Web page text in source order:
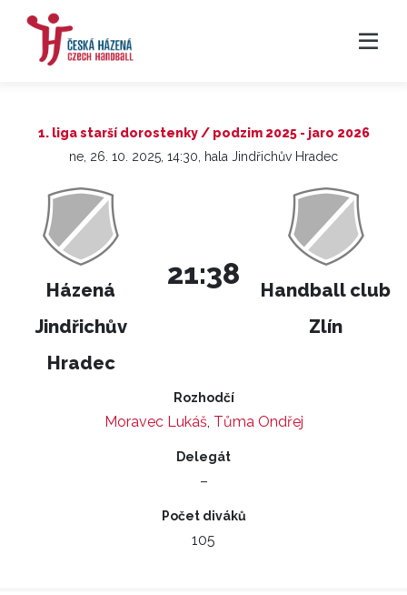
1. liga starší dorostenky / podzim 2025 - jaro 2026
ne, 26. 10. 2025, 14:30, hala Jindřichův Hradec
Házená
Jindřichův
Hradec
21:38
Handball club
Zlín
Rozhodčí
Moravec Lukáš, Tůma Ondřej
Delegát
–
Počet diváků
105